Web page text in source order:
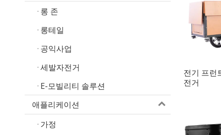
롱 존
롱테일
공익사업
세발자전거
E-모빌리티 솔루션
애플리케이션
가정
전기 프런
전거